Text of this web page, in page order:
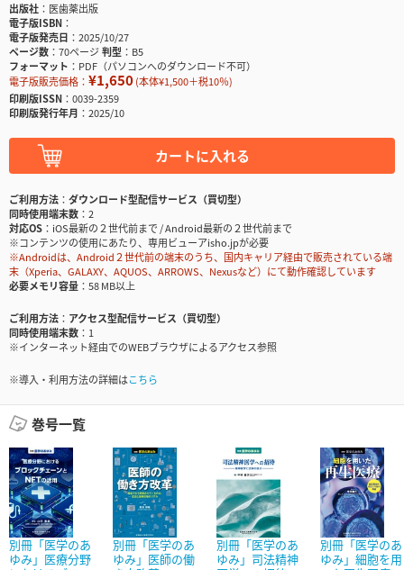
出版社
医歯薬出版
電子版ISBN
電子版発売日
2025/10/27
ページ数
70ページ判型
B5
フォーマット
PDF（パソコンへのダウンロード不可）
電子版販売価格： ¥1,650(本体¥1,500＋税10％)
印刷版ISSN
0039-2359
印刷版発行年月
2025/10
カートに入れる
ご利用方法
ダウンロード型配信サービス（買切型）
同時使用端末数
2
対応OS
iOS最新の２世代前まで / Android最新の２世代前まで
※コンテンツの使用にあたり、専用ビューアisho.jpが必要
※Androidは、Android２世代前の端末のうち、国内キャリア経由で販売されている端
末（Xperia、GALAXY、AQUOS、ARROWS、Nexusなど）にて動作確認しています
必要メモリ容量
58 MB以上
ご利用方法
アクセス型配信サービス（買切型）
同時使用端末数
1
※インターネット経由でのWEBブラウザによるアクセス参照
※導入・利用方法の詳細はこちら
巻号一覧
別冊「医学のあ
ゆみ」医療分野
別冊「医学のあ
ゆみ」医師の働
別冊「医学のあ
ゆみ」司法精神
別冊「医学のあ
ゆみ」細胞を用